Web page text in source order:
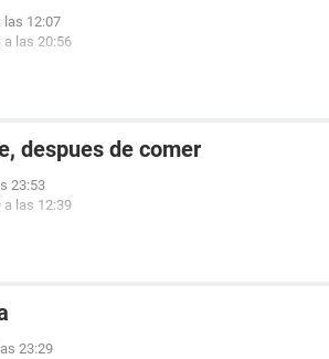
las 12:07
a las 20:56
despues de comer
23:53
a las 12:39
23:29